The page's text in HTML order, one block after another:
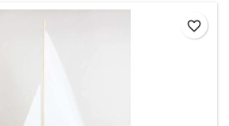
favorite_border